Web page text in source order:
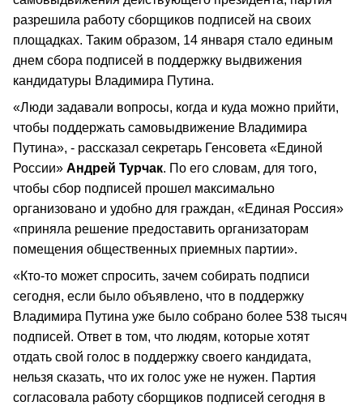
разрешила работу сборщиков подписей на своих
площадках. Таким образом, 14 января стало единым
днем сбора подписей в поддержку выдвижения
кандидатуры Владимира Путина.
«Люди задавали вопросы, когда и куда можно прийти,
чтобы поддержать самовыдвижение Владимира
Путина», - рассказал секретарь Генсовета «Единой
России» Андрей Турчак. По его словам, для того,
чтобы сбор подписей прошел максимально
организовано и удобно для граждан, «Единая Россия»
«приняла решение предоставить организаторам
помещения общественных приемных партии».
«Кто-то может спросить, зачем собирать подписи
сегодня, если было объявлено, что в поддержку
Владимира Путина уже было собрано более 538 тысяч
подписей. Ответ в том, что людям, которые хотят
отдать свой голос в поддержку своего кандидата,
нельзя сказать, что их голос уже не нужен. Партия
согласовала работу сборщиков подписей сегодня в